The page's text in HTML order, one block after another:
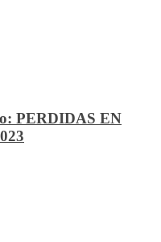
PERDIDAS EN